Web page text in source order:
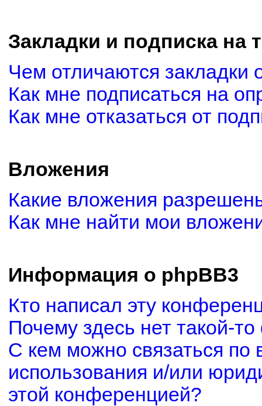
Закладки и подписка на
Чем отличаются закладки
Как мне подписаться на
Как мне отказаться от
Вложения
Какие вложения
Как мне найти мои
Информация о phpBB3
Кто написал эту
Почему здесь нет такой-
С кем можно связаться по
использования и/или
этой конференцией?